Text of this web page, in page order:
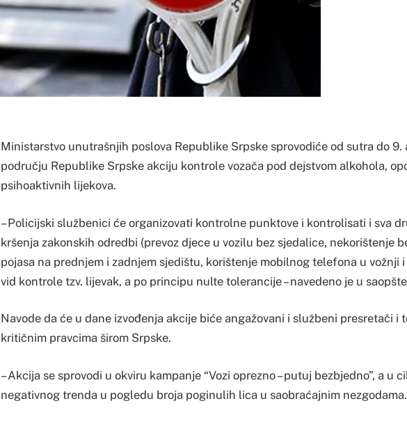
Ministarstvo unutrašnjih poslova Republike Srpske sprovodiće od sutra do 9.
području Republike Srpske akciju kontrole vozača pod dejstvom alkohola,
psihoaktivnih lijekova.
– Policijski službenici će organizovati kontrolne punktove i kontrolisati i sva
kršenja zakonskih odredbi (prevoz djece u vozilu bez sjedalice, nekorištenje
pojasa na prednjem i zadnjem sjedištu, korištenje mobilnog telefona u vožnji
vid kontrole tzv. lijevak, a po principu nulte tolerancije – navedeno je u
Navode da će u dane izvođenja akcije biće angažovani i službeni presretači i
kritičnim pravcima širom Srpske.
– Akcija se sprovodi u okviru kampanje “Vozi oprezno – putuj bezbjedno”, a u
negativnog trenda u pogledu broja poginulih lica u saobraćajnim nezgodama.